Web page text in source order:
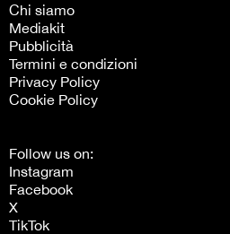
Chi siamo
Mediakit
Pubblicità
Termini e condizioni
Privacy Policy
Cookie Policy
Follow us on:
Instagram
Facebook
X
TikTok